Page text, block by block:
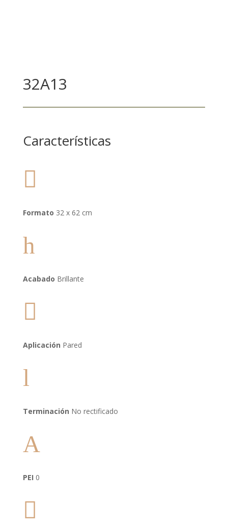
32A13
Características

Formato 32 x 62 cm
h
Acabado Brillante

Aplicación Pared
l
Terminación No rectificado
A
PEI 0
